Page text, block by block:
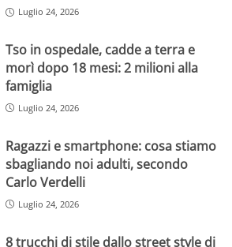
Luglio 24, 2026
Tso in ospedale, cadde a terra e
morì dopo 18 mesi: 2 milioni alla
famiglia
Luglio 24, 2026
Ragazzi e smartphone: cosa stiamo
sbagliando noi adulti, secondo
Carlo Verdelli
Luglio 24, 2026
8 trucchi di stile dallo street style di